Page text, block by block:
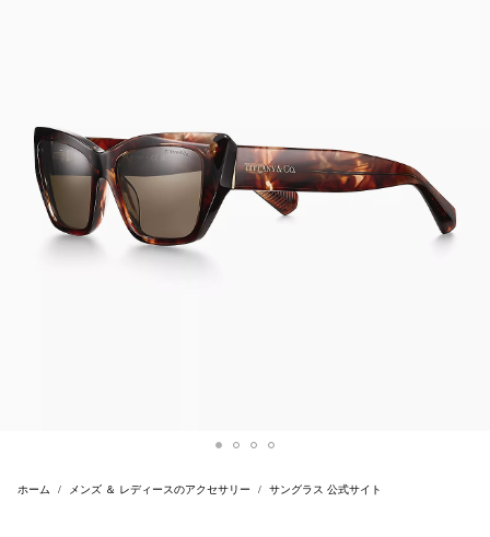
ホーム メンズ ＆ レディースのアクセサリー サングラス 公式サイト